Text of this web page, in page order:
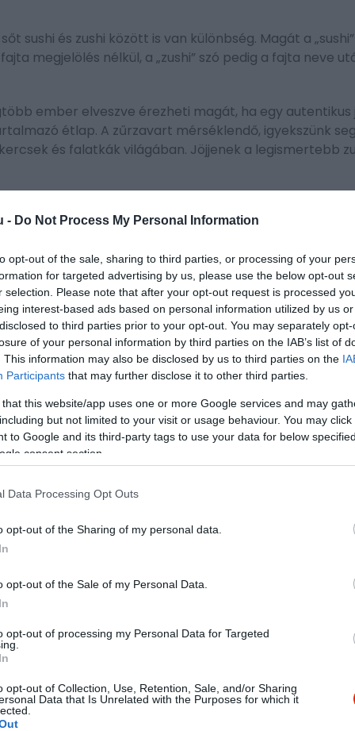
- Do Not Process My Personal Information
opt-out of the sale, sharing to third parties, or processing of your
for targeted advertising by us, please use the below opt-out
selection. Please note that after your opt-out request is processed
interest-based ads based on personal information utilized by us
to third parties prior to your opt-out. You may separately
of your personal information by third parties on the IAB’s list of
This information may also be disclosed by us to third parties on the
Participants that may further disclose it to other third parties.
that this website/app uses one or more Google services and may
but not limited to your visit or usage behaviour. You may
to Google and its third-party tags to use your data for below
consent section.
Data Processing Opt Outs
opt-out of the Sharing of my personal data.
opt-out of the Sale of my Personal Data.
opt-out of processing my Personal Data for Targeted
opt-out of Collection, Use, Retention, Sale, and/or Sharing
Data that Is Unrelated with the Purposes for which it
sushi és zushi között is van különbség. Magát a „sushi”
megjelölés nélkül, a „zushi” szó pedig a fajta neve
ember elveszve érezheti magát, ha egy autentikus
étlap. A zűrzavart mérséklendő, igyekszünk
és falatkák világában. Jöjjenek a legismertebb
utal, amikor a rizst és a többi alapanyagokat
tekercset apró daraboka vágják. A makizushi
hogy az algalap is elérhetővé vált egy papírgyártási
„maki”, amely tekercset jelent és a „nori” szóból,
tekercs általában egy hangsúlyos hozzávalóval, ami
makizushi változat, és több hozzávalót kombinálnak a
sushi” (kívül a rizs, belül az algalap és a többi
jelent meg először az 1960-as években.
az 1940-es években látta meg a napvilágot, és a Ginza
tekerik fel, a henger aljába kerül a rizs, a tetejére
falatka aprócska hajó formájára utal. A közkedvelt
negitoro (ami zsíros tonhal hasrész
rákagyvelő.